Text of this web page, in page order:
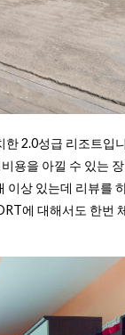
한 2.0성급 리조트입
용을 아낄 수 있는
이상 있는데 리뷰를
에 대해서도 한번